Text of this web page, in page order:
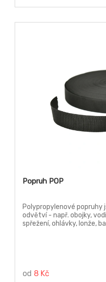
Popruh POP
Polypropylenové popruhy
odvětví - např. obojky,
spřežení, ohlávky, lonže,
od 8 Kč